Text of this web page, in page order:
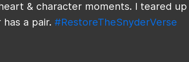
& character moments. I teared up
a pair. #RestoreTheSnyderVerse